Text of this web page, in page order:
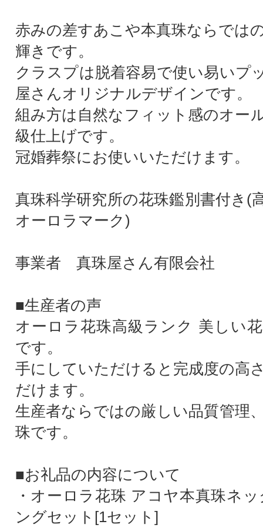
赤みの差すあこや本真珠ならでは
輝きです。
クラスプは脱着容易で使い易いプ
屋さんオリジナルデザインです。
組み方は自然なフィット感のオー
級仕上げです。
冠婚葬祭にお使いいただけます。
真珠科学研究所の花珠鑑別書付き(
オーロラマーク)
事業者 真珠屋さん有限会社
■生産者の声
オーロラ花珠高級ランク 美しい
です。
手にしていただけると完成度の高
だけます。
生産者ならではの厳しい品質管理
珠です。
■お礼品の内容について
・オーロラ花珠 アコヤ本真珠ネ
ングセット[1セット]